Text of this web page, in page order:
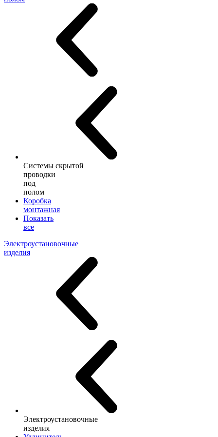
Системы скрытой
проводки
под
полом
Коробка
монтажная
Показать
все
Электроустановочные
изделия
Электроустановочные
изделия